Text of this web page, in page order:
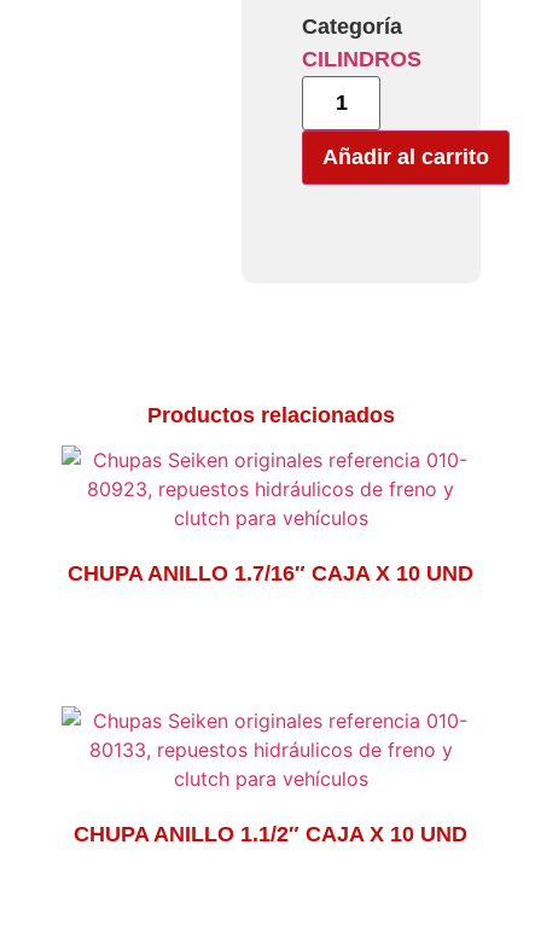
Categoría
CILINDROS
Añadir al carrito
Productos relacionados
CHUPA ANILLO 1.7/16″ CAJA X 10 UND
CHUPA ANILLO 1.1/2″ CAJA X 10 UND